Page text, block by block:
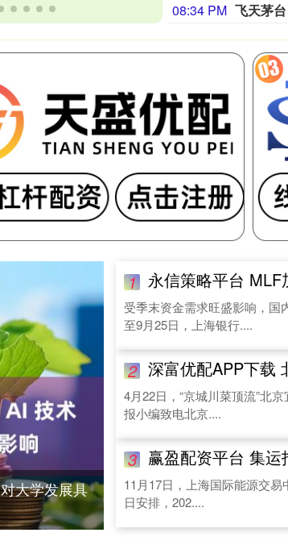
08:34 PM
大学发展具
1 永信策略平台 MLF
受季末资金需求旺盛影响，国
至9月25日，上海银行....
2 深富优配APP下载 北京“最火
4月22日，“京城川菜顶流”北
报小编致电北京....
3 赢盈配资平台 集运指数期货
11月17日，上海国际能源交
日安排，202....